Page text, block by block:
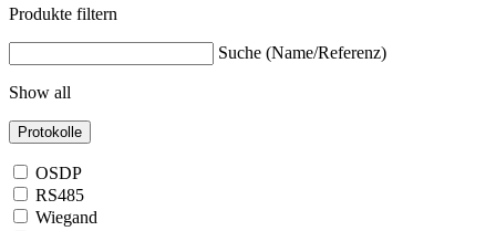
Produkte filtern
Suche (Name/Referenz)
Show all
Protokolle
OSDP
RS485
Wiegand